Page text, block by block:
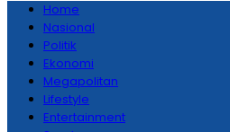
Home
Nasional
Politik
Ekonomi
Megapolitan
Lifestyle
Entertainment